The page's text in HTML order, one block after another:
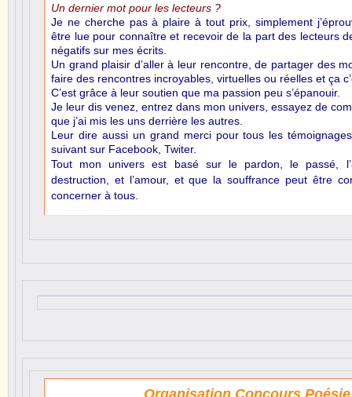
Un dernier mot pour les lecteurs ?
Je ne cherche pas à plaire à tout prix, simplement
être lue pour connaître et recevoir de la part des lecteurs
négatifs sur mes écrits.
Un grand plaisir d’aller à leur rencontre, de partager des
faire des rencontres incroyables, virtuelles ou réelles et ça
C’est grâce à leur soutien que ma passion peu s’épanouir.
Je leur dis venez, entrez dans mon univers, essayez de
que j’ai mis les uns derrière les autres.
Leur dire aussi un grand merci pour tous les témoignages
suivant sur Facebook, Twiter.
Tout mon univers est basé sur le pardon, le passé,
destruction, et l’amour, et que la souffrance peut être
concerner à tous.
Organisation Concours Poésie